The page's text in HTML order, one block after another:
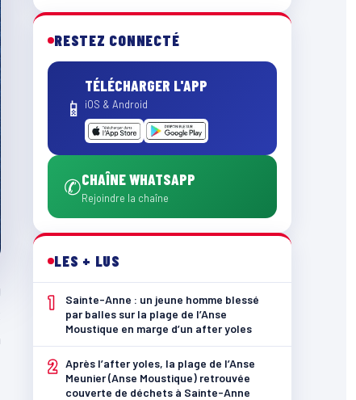
RESTEZ CONNECTÉ
📱
TÉLÉCHARGER L'APP
iOS & Android
✆CHAÎNE WHATSAPP
Rejoindre la chaîne
LES + LUS
1
Sainte-Anne : un jeune homme blessé
par balles sur la plage de l’Anse
Moustique en marge d’un after yoles
2 Après l’after yoles, la plage de l’Anse
Meunier (Anse Moustique) retrouvée
couverte de déchets à Sainte-Anne